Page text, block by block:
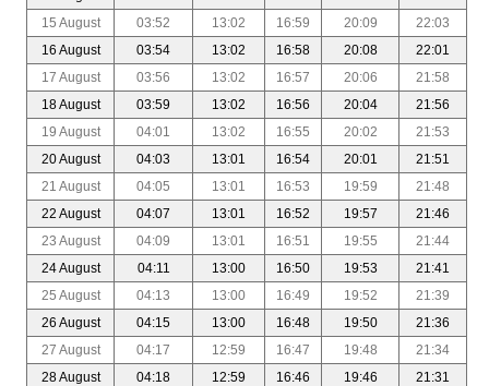
15 August
03:52 13:02 16:59 20:09
22:03
16 August
03:54 13:02 16:58 20:08
22:01
17 August
03:56 13:02 16:57 20:06
21:58
18 August
03:59 13:02 16:56 20:04
21:56
19 August
04:01 13:02 16:55 20:02
21:53
20 August
04:03 13:01 16:54 20:01
21:51
21 August
04:05 13:01 16:53 19:59
21:48
22 August
04:07 13:01 16:52 19:57
21:46
23 August
04:09 13:01 16:51 19:55
21:44
24 August
04:11 13:00 16:50 19:53
21:41
25 August
04:13 13:00 16:49 19:52
21:39
26 August
04:15 13:00 16:48 19:50
21:36
27 August
04:17 12:59 16:47 19:48
21:34
28 August
04:18 12:59 16:46 19:46
21:31